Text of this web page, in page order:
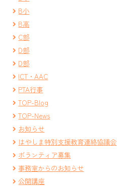
B小
B高
C部
D部
D部
ICT・AAC
PTA行事
TOP-Blog
TOP-News
お知らせ
はやしま特別支援教育連絡協議会
ボランティア募集
事務室からのお知らせ
公開講座